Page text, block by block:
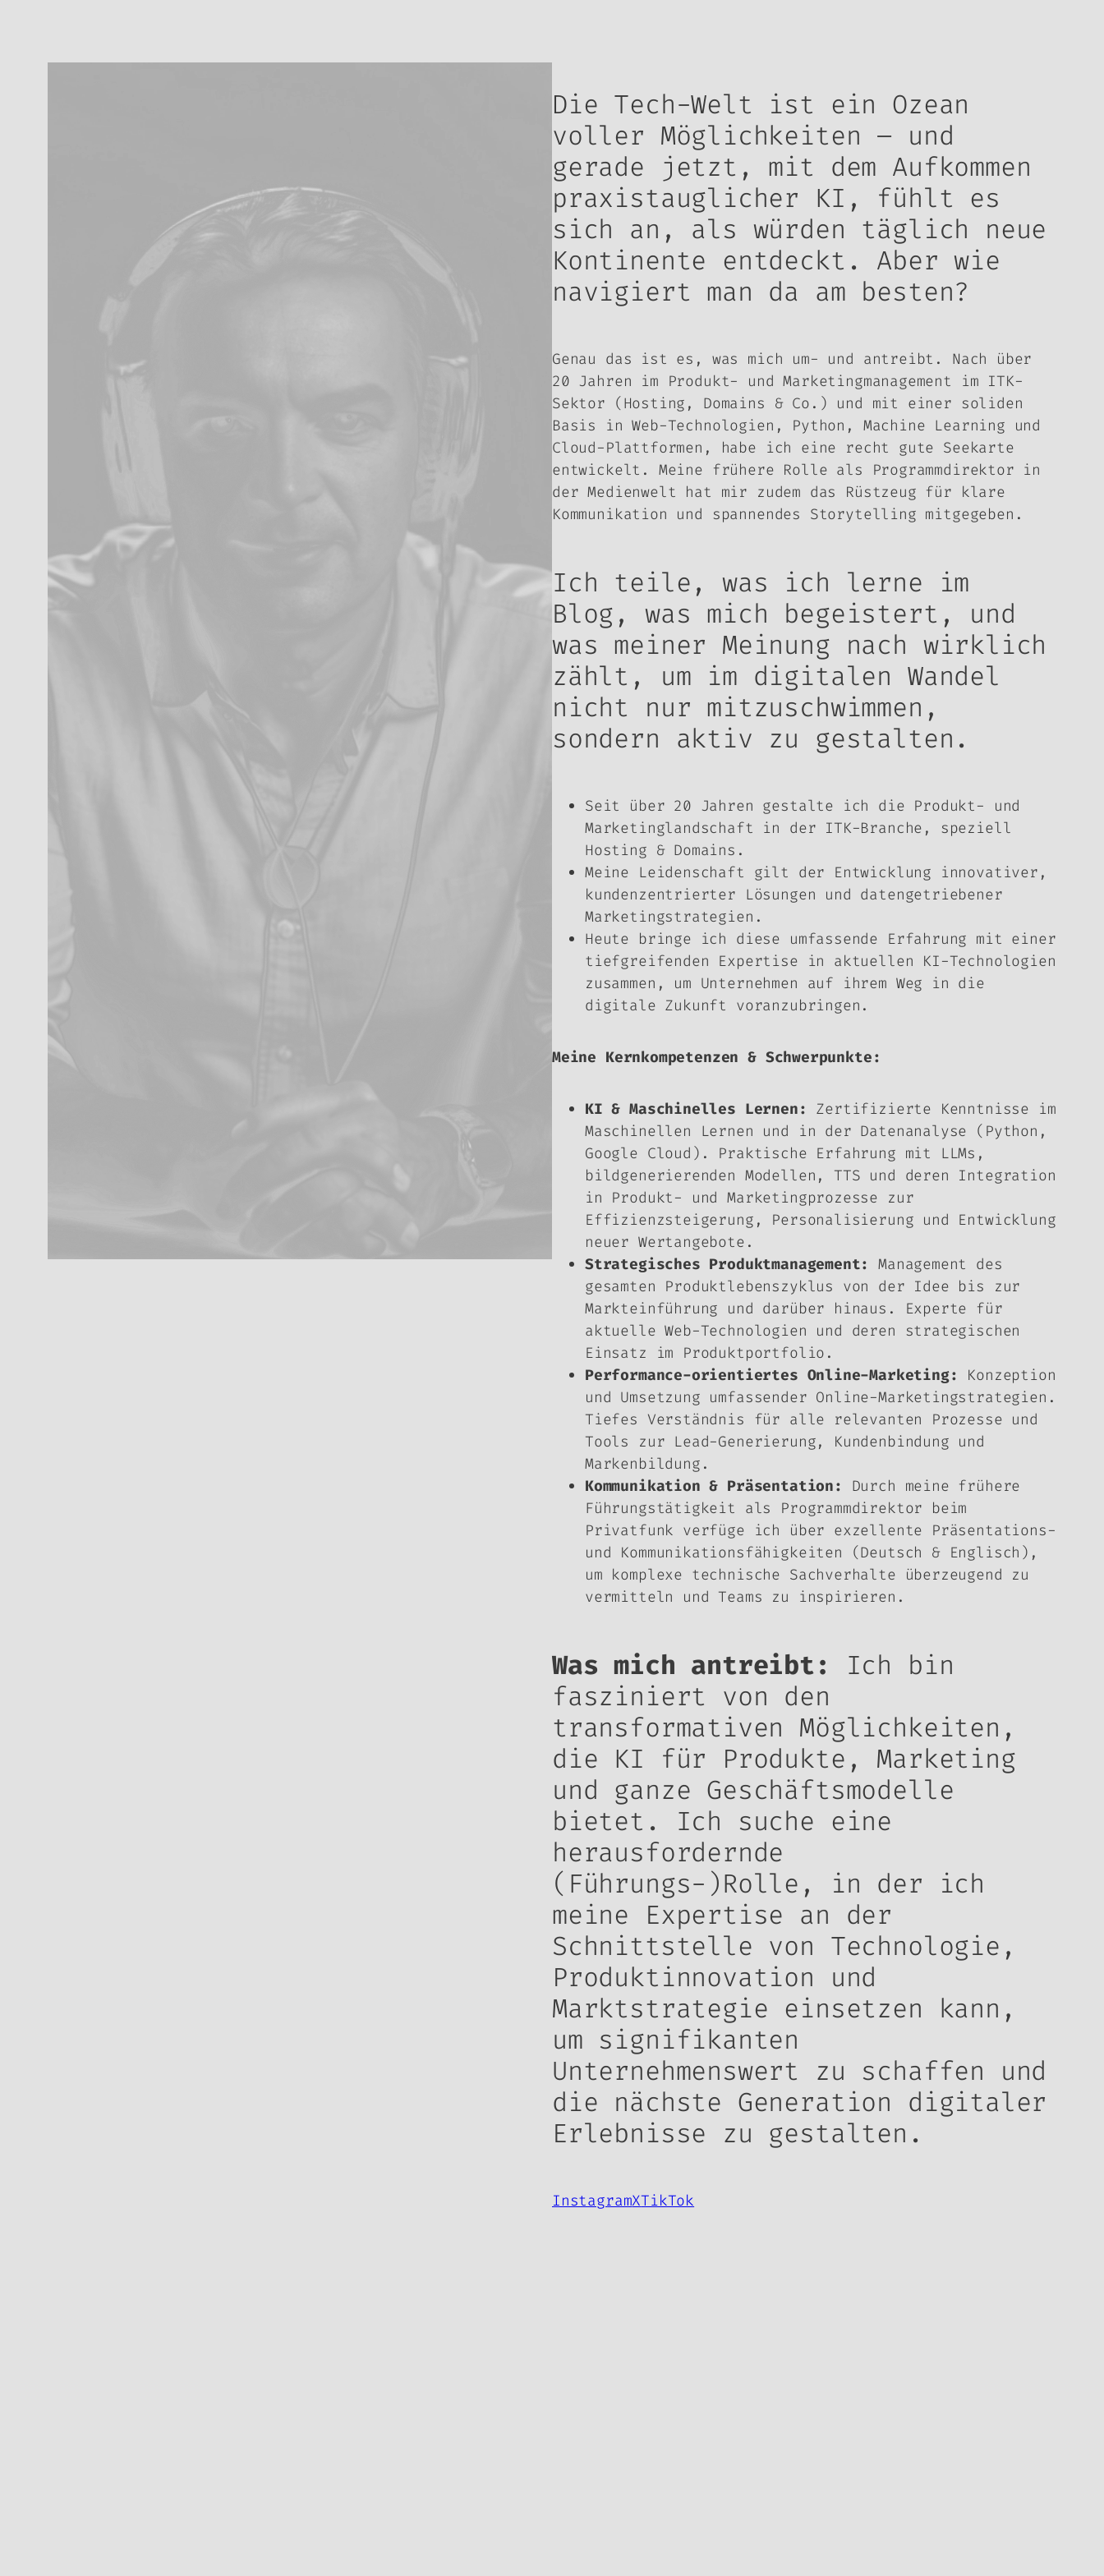
Die Tech-Welt ist ein Ozean
voller Möglichkeiten – und
gerade jetzt, mit dem Aufkommen
praxistauglicher KI, fühlt es
sich an, als würden täglich neue
Kontinente entdeckt. Aber wie
navigiert man da am besten?
Genau das ist es, was mich um- und antreibt. Nach über
20 Jahren im Produkt- und Marketingmanagement im ITK-
Sektor (Hosting, Domains & Co.) und mit einer soliden
Basis in Web-Technologien, Python, Machine Learning und
Cloud-Plattformen, habe ich eine recht gute Seekarte
entwickelt. Meine frühere Rolle als Programmdirektor in
der Medienwelt hat mir zudem das Rüstzeug für klare
Kommunikation und spannendes Storytelling mitgegeben.
Ich teile, was ich lerne im
Blog, was mich begeistert, und
was meiner Meinung nach wirklich
zählt, um im digitalen Wandel
nicht nur mitzuschwimmen,
sondern aktiv zu gestalten.
Seit über 20 Jahren gestalte ich die Produkt- und
Marketinglandschaft in der ITK-Branche, speziell
Hosting & Domains.
Meine Leidenschaft gilt der Entwicklung innovativer,
kundenzentrierter Lösungen und datengetriebener
Marketingstrategien.
Heute bringe ich diese umfassende Erfahrung mit einer
tiefgreifenden Expertise in aktuellen KI-Technologien
zusammen, um Unternehmen auf ihrem Weg in die
digitale Zukunft voranzubringen.
Meine Kernkompetenzen & Schwerpunkte:
KI & Maschinelles Lernen: Zertifizierte Kenntnisse im
Maschinellen Lernen und in der Datenanalyse (Python,
Google Cloud). Praktische Erfahrung mit LLMs,
bildgenerierenden Modellen, TTS und deren Integration
in Produkt- und Marketingprozesse zur
Effizienzsteigerung, Personalisierung und Entwicklung
neuer Wertangebote.
Strategisches Produktmanagement: Management des
gesamten Produktlebenszyklus von der Idee bis zur
Markteinführung und darüber hinaus. Experte für
aktuelle Web-Technologien und deren strategischen
Einsatz im Produktportfolio.
Performance-orientiertes Online-Marketing:
Konzeption
und Umsetzung umfassender Online-Marketingstrategien.
Tiefes Verständnis für alle relevanten Prozesse und
Tools zur Lead-Generierung, Kundenbindung und
Markenbildung.
Kommunikation & Präsentation:
Durch meine frühere
Führungstätigkeit als Programmdirektor beim
Privatfunk verfüge ich über exzellente Präsentations-
und Kommunikationsfähigkeiten (Deutsch & Englisch),
um komplexe technische Sachverhalte überzeugend zu
vermitteln und Teams zu inspirieren.
Was mich antreibt:
Ich bin
fasziniert von den
transformativen Möglichkeiten,
die KI für Produkte, Marketing
und ganze Geschäftsmodelle
bietet. Ich suche eine
herausfordernde
(Führungs-)Rolle, in der ich
meine Expertise an der
Schnittstelle von Technologie,
Produktinnovation und
Marktstrategie einsetzen kann,
um signifikanten
Unternehmenswert zu schaffen und
die nächste Generation digitaler
Erlebnisse zu gestalten.
InstagramXTikTok